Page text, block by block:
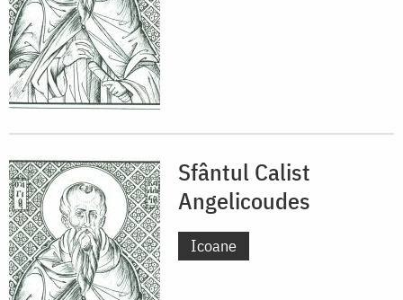
Sfântul Calist
Angelicoudes
Icoane